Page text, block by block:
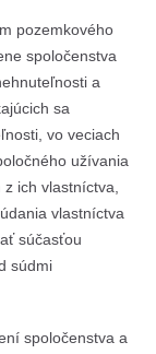
pozemkového
spoločenstva
a
sa
vo veciach
užívania
ich vlastníctva,
vlastníctva
súčasťou
súdmi
spoločenstva a